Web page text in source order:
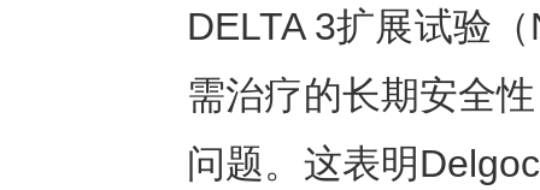
DELTA 3扩展试验
需治疗的长期安全
问题。这表明